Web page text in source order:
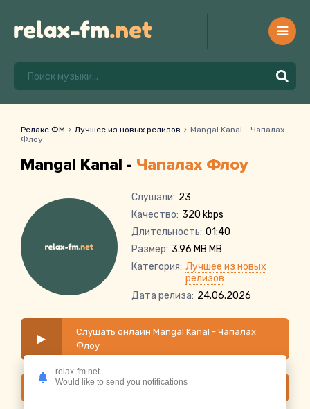
Релакс ФМ Лучшее из новых релизов
Mangal Kanal - Чапалах
Флоу
Mangal Kanal - Чапалах Флоу
Слушали: 23
Качество: 320 kbps
Длительность: 01:40
Размер: 3.96 MB MB
Категория: Лучшее из новых
релизов
Дата релиза: 24.06.2026
Слушать онлайн Mangal Kanal - Чапалах
Флоу
Скачать
relax-fm.net
Would like to send you notifications